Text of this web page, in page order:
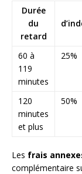
Durée
du
retard
60 à
119
minutes
25%
120
minutes
et plus
50%
Les frais
complémentaire